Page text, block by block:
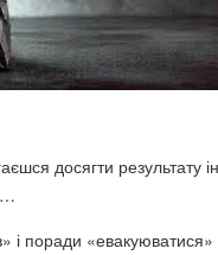
досягти результату
і поради